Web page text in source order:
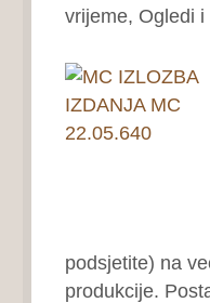
vrijeme, Ogledi
podsjetite) na
produkcije.